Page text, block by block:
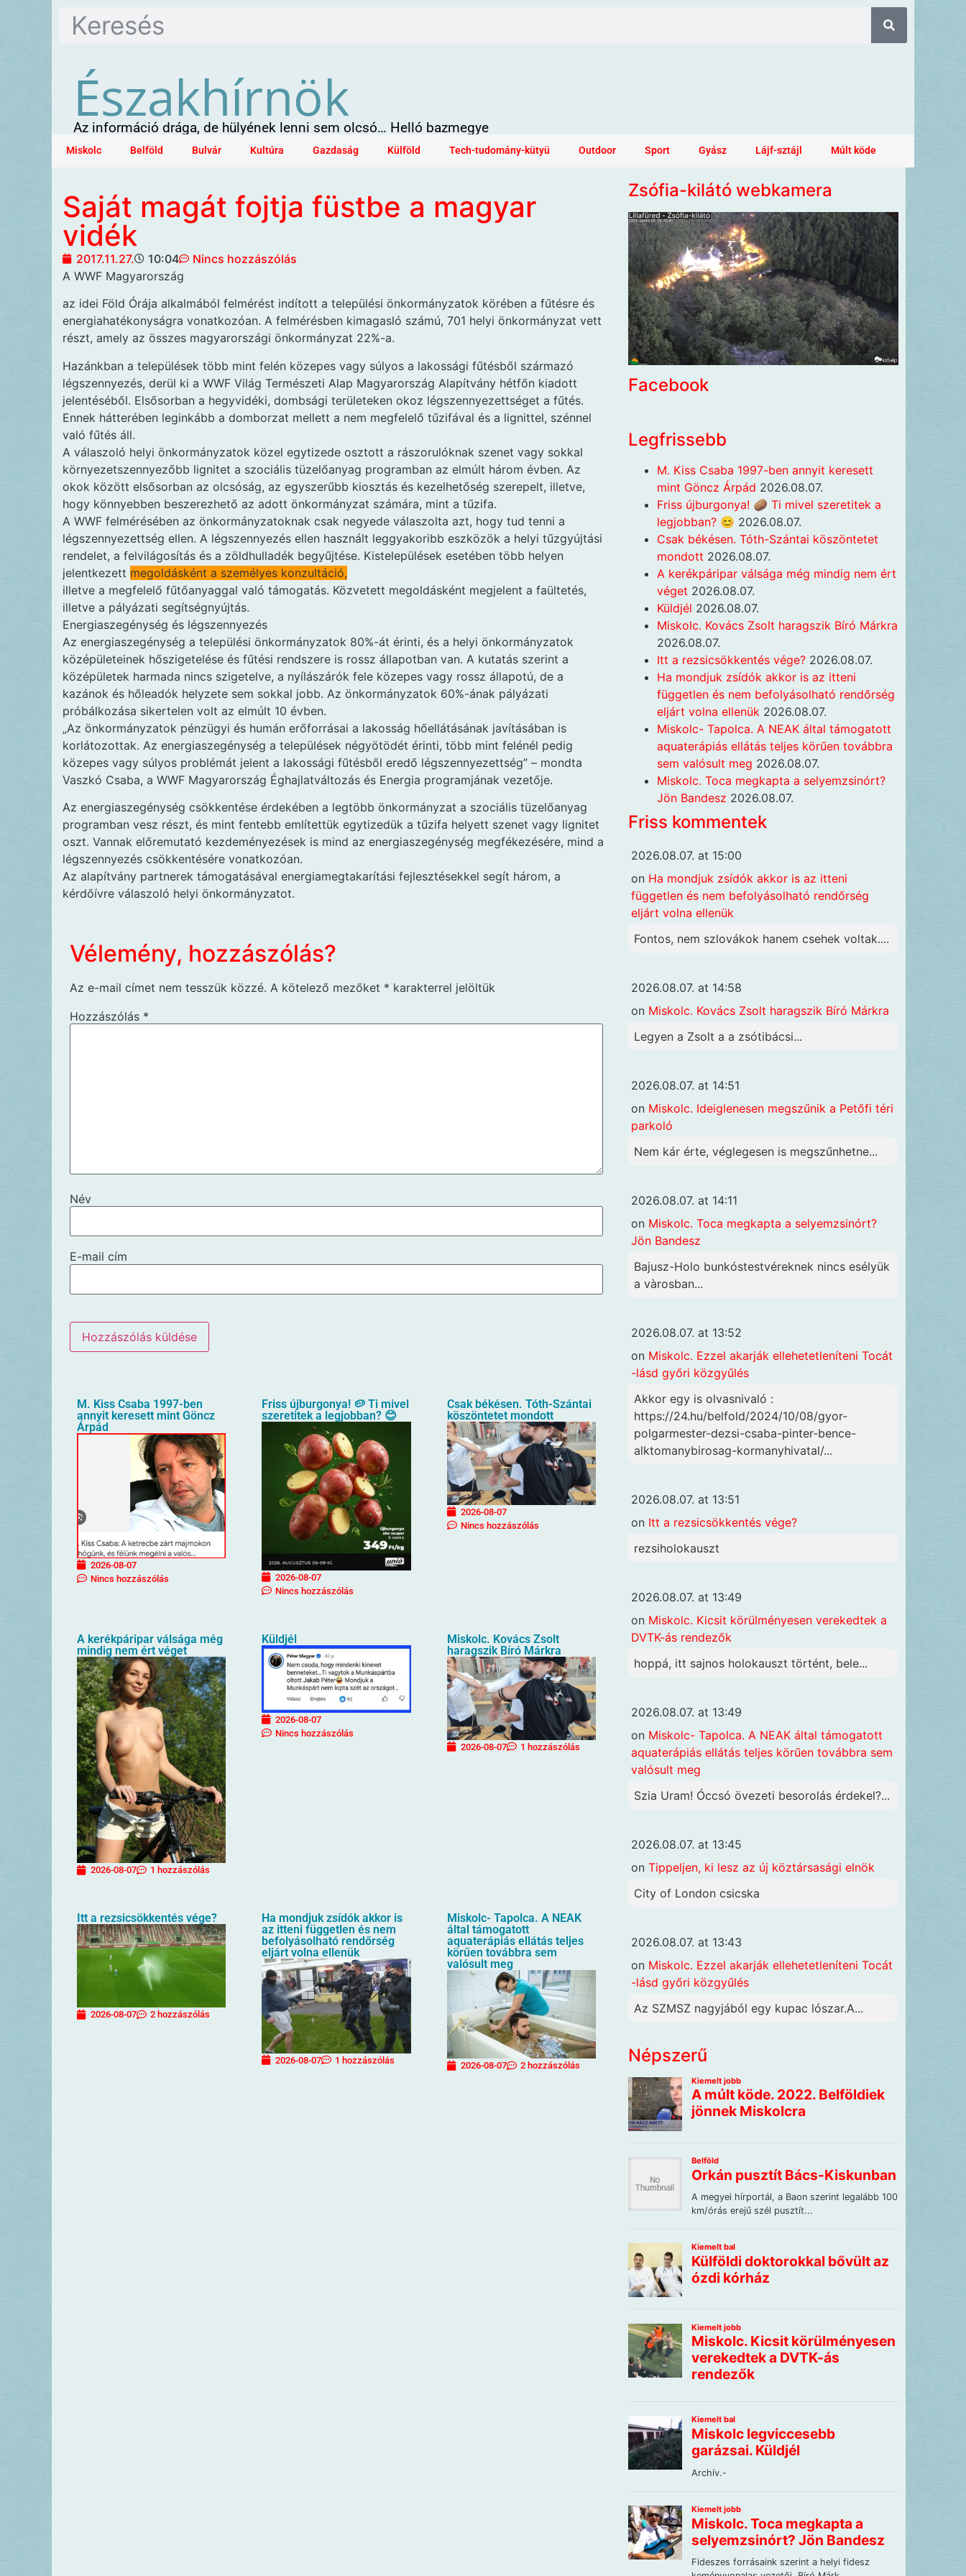
Északhírnök
Az információ drága, de hülyének lenni sem olcsó… Helló bazmegye
Miskolc Belföld Bulvár Kultúra Gazdaság Külföld Tech-tudomány-kütyü Outdoor Sport Gyász Lájf-sztájl Múlt köde
Saját magát fojtja füstbe a magyar
vidék
2017.11.27. 10:04
Nincs hozzászólás
A WWF Magyarország
az idei Föld Órája alkalmából felmérést indított a települési önkormányzatok körében a fűtésre és
energiahatékonyságra vonatkozóan. A felmérésben kimagasló számú, 701 helyi önkormányzat vett
részt, amely az összes magyarországi önkormányzat 22%-a.
Hazánkban a települések több mint felén közepes vagy súlyos a lakossági fűtésből származó
légszennyezés, derül ki a WWF Világ Természeti Alap Magyarország Alapítvány hétfőn kiadott
jelentéséből. Elsősorban a hegyvidéki, dombsági területeken okoz légszennyezettséget a fűtés.
Ennek hátterében leginkább a domborzat mellett a nem megfelelő tűzifával és a lignittel, szénnel
való fűtés áll.
A válaszoló helyi önkormányzatok közel egytizede osztott a rászorulóknak szenet vagy sokkal
környezetszennyezőbb lignitet a szociális tüzelőanyag programban az elmúlt három évben. Az
okok között elsősorban az olcsóság, az egyszerűbb kiosztás és kezelhetőség szerepelt, illetve,
hogy könnyebben beszerezhető az adott önkormányzat számára, mint a tűzifa.
A WWF felmérésében az önkormányzatoknak csak negyede válaszolta azt, hogy tud tenni a
légszennyezettség ellen. A légszennyezés ellen használt leggyakoribb eszközök a helyi tűzgyújtási
rendelet, a felvilágosítás és a zöldhulladék begyűjtése. Kistelepülések esetében több helyen
jelentkezett megoldásként a személyes konzultáció,
illetve a megfelelő fűtőanyaggal való támogatás. Közvetett megoldásként megjelent a faültetés,
illetve a pályázati segítségnyújtás.
Energiaszegénység és légszennyezés
Az energiaszegénység a települési önkormányzatok 80%-át érinti, és a helyi önkormányzatok
középületeinek hőszigetelése és fűtési rendszere is rossz állapotban van. A kutatás szerint a
középületek harmada nincs szigetelve, a nyílászárók fele közepes vagy rossz állapotú, de a
kazánok és hőleadók helyzete sem sokkal jobb. Az önkormányzatok 60%-ának pályázati
próbálkozása sikertelen volt az elmúlt 10 évben.
„Az önkormányzatok pénzügyi és humán erőforrásai a lakosság hőellátásának javításában is
korlátozottak. Az energiaszegénység a települések négyötödét érinti, több mint felénél pedig
közepes vagy súlyos problémát jelent a lakossági fűtésből eredő légszennyezettség” – mondta
Vaszkó Csaba, a WWF Magyarország Éghajlatváltozás és Energia programjának vezetője.
Az energiaszegénység csökkentése érdekében a legtöbb önkormányzat a szociális tüzelőanyag
programban vesz részt, és mint fentebb említettük egytizedük a tűzifa helyett szenet vagy lignitet
oszt. Vannak előremutató kezdeményezések is mind az energiaszegénység megfékezésére, mind a
légszennyezés csökkentésére vonatkozóan.
Az alapítvány partnerek támogatásával energiamegtakarítási fejlesztésekkel segít három, a
kérdőívre válaszoló helyi önkormányzatot.
Vélemény, hozzászólás?
Az e-mail címet nem tesszük közzé. A kötelező mezőket * karakterrel jelöltük
Hozzászólás *
Név
E-mail cím
M. Kiss Csaba 1997-ben
annyit keresett mint Göncz
Árpád
2026-08-07
Nincs hozzászólás
Friss újburgonya! 🥔 Ti mivel
szeretitek a legjobban? 😊
2026-08-07
Nincs hozzászólás
Csak békésen. Tóth-Szántai
köszöntetet mondott
2026-08-07
Nincs hozzászólás
A kerékpáripar válsága még
mindig nem ért véget
2026-08-07 1 hozzászólás
Küldjél
2026-08-07
Nincs hozzászólás
Miskolc. Kovács Zsolt
haragszik Bíró Márkra
2026-08-07 1 hozzászólás
Itt a rezsicsökkentés vége?
2026-08-07 2 hozzászólás
Ha mondjuk zsídók akkor is
az itteni független és nem
befolyásolható rendőrség
eljárt volna ellenük
2026-08-07 1 hozzászólás
Miskolc- Tapolca. A NEAK
által támogatott
aquaterápiás ellátás teljes
körűen továbbra sem
valósult meg
2026-08-07 2 hozzászólás
Zsófia-kilátó webkamera
Facebook
Legfrissebb
M. Kiss Csaba 1997-ben annyit keresett
mint Göncz Árpád 2026.08.07.
Friss újburgonya! 🥔 Ti mivel szeretitek a
legjobban? 😊 2026.08.07.
Csak békésen. Tóth-Szántai köszöntetet
mondott 2026.08.07.
A kerékpáripar válsága még mindig nem ért
véget 2026.08.07.
Küldjél 2026.08.07.
Miskolc. Kovács Zsolt haragszik Bíró Márkra
2026.08.07.
Itt a rezsicsökkentés vége? 2026.08.07.
Ha mondjuk zsídók akkor is az itteni
független és nem befolyásolható rendőrség
eljárt volna ellenük 2026.08.07.
Miskolc- Tapolca. A NEAK által támogatott
aquaterápiás ellátás teljes körűen továbbra
sem valósult meg 2026.08.07.
Miskolc. Toca megkapta a selyemzsinórt?
Jön Bandesz 2026.08.07.
Friss kommentek
2026.08.07. at 15:00
on Ha mondjuk zsídók akkor is az itteni
független és nem befolyásolható rendőrség
eljárt volna ellenük
Fontos, nem szlovákok hanem csehek voltak....
2026.08.07. at 14:58
on Miskolc. Kovács Zsolt haragszik Bíró Márkra
Legyen a Zsolt a a zsótibácsi...
2026.08.07. at 14:51
on Miskolc. Ideiglenesen megszűnik a Petőfi téri
parkoló
Nem kár érte, véglegesen is megszűnhetne...
2026.08.07. at 14:11
on Miskolc. Toca megkapta a selyemzsinórt?
Jön Bandesz
Bajusz-Holo bunkóstestvéreknek nincs esélyük
a vàrosban...
2026.08.07. at 13:52
on Miskolc. Ezzel akarják ellehetetleníteni Tocát
-lásd győri közgyűlés
Akkor egy is olvasnivaló :
https://24.hu/belfold/2024/10/08/gyor-
polgarmester-dezsi-csaba-pinter-bence-
alktomanybirosag-kormanyhivatal/...
2026.08.07. at 13:51
on Itt a rezsicsökkentés vége?
rezsiholokauszt
2026.08.07. at 13:49
on Miskolc. Kicsit körülményesen verekedtek a
DVTK-ás rendezők
hoppá, itt sajnos holokauszt történt, bele...
2026.08.07. at 13:49
on Miskolc- Tapolca. A NEAK által támogatott
aquaterápiás ellátás teljes körűen továbbra sem
valósult meg
Szia Uram! Óccsó övezeti besorolás érdekel?...
2026.08.07. at 13:45
on Tippeljen, ki lesz az új köztársasági elnök
City of London csicska
2026.08.07. at 13:43
on Miskolc. Ezzel akarják ellehetetleníteni Tocát
-lásd győri közgyűlés
Az SZMSZ nagyjából egy kupac lószar.A...
Népszerű